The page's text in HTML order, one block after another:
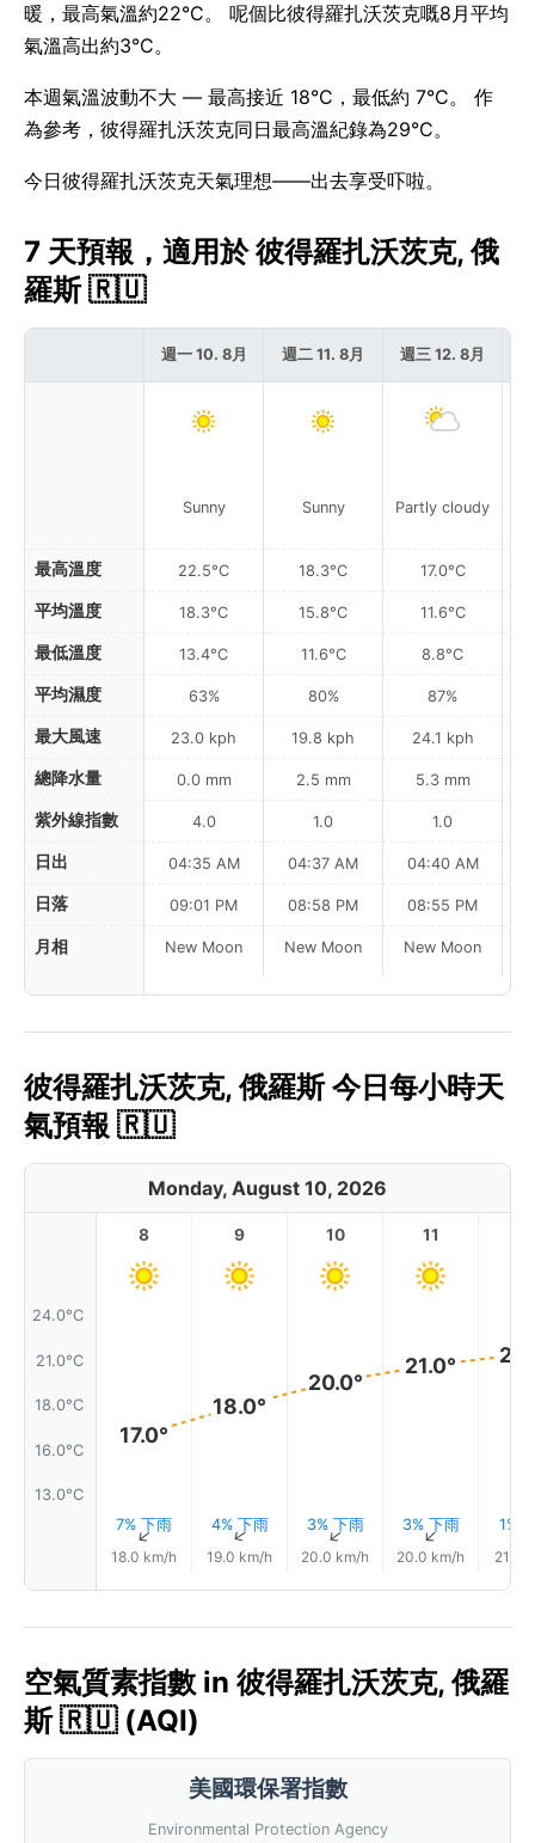
暖，最高氣溫約22°C。 呢個比彼得羅扎沃茨克嘅8月平均
氣溫高出約3°C。
本週氣溫波動不大 — 最高接近 18°C，最低約 7°C。 作
為參考，彼得羅扎沃茨克同日最高溫紀錄為29°C。
今日彼得羅扎沃茨克天氣理想——出去享受吓啦。
7 天預報，適用於 彼得羅扎沃茨克, 俄
羅斯 🇷🇺
最高溫度
平均溫度
最低溫度
平均濕度
最大風速
總降水量
紫外線指數
日出
日落
月相
週一 10. 8月
Sunny
22.5°C
18.3°C
13.4°C
63%
23.0 kph
0.0 mm
4.0
04:35 AM
09:01 PM
New Moon
週二 11. 8月
Sunny
18.3°C
15.8°C
11.6°C
80%
19.8 kph
2.5 mm
1.0
04:37 AM
08:58 PM
New Moon
週三 12. 8月
Partly cloudy
17.0°C
11.6°C
8.8°C
87%
24.1 kph
5.3 mm
1.0
04:40 AM
08:55 PM
New Moon
彼得羅扎沃茨克, 俄羅斯 今日每小時天
氣預報 🇷🇺
Monday, August 10, 2026
24.0°C
21.0°C
18.0°C
16.0°C
13.0°C
8
17.0°
7% 下雨
↑
18.0 km/h
9
18.0°
4% 下雨
↑
19.0 km/h
10
20.0°
3% 下雨
↑
20.0 km/h
11
21.0°
3% 下雨
↑
20.0 km/h
1%
21.0
空氣質素指數 in 彼得羅扎沃茨克, 俄羅
斯 🇷🇺 (AQI)
美國環保署指數
Environmental Protection Agency